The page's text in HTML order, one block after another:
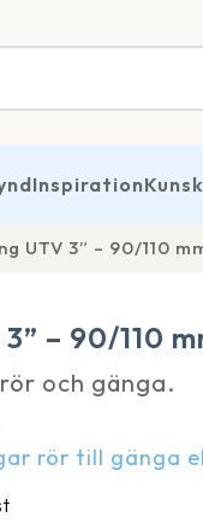
Inspiration
UTV 3” – 90/110
– 90/110
och gänga.
rör till gänga